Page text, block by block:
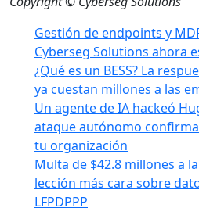
Gestión de endpoints y
Cyberseg Solutions ahora
¿Qué es un BESS? La
ya cuestan millones a las
Un agente de IA hackeó
ataque autónomo
tu organización
Multa de $42.8 millones a
lección más cara sobre
LFPDPPP